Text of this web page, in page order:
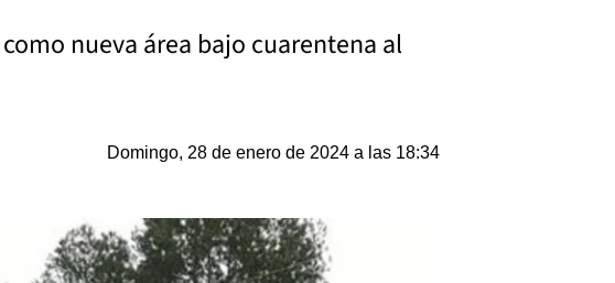
nueva área bajo cuarentena al
Domingo, 28 de enero de 2024 a las 18:34